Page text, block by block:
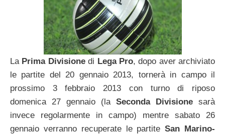
La Prima Divisionedi Lega Pro, dopo aver archiviato
le partite del 20 gennaio 2013, tornerà in campo il
prossimo 3 febbraio 2013 con turno di riposo
domenica 27 gennaio (la Seconda Divisione sarà
invece regolarmente in campo) mentre sabato 26
gennaio verranno recuperate le partiteSan Marino-